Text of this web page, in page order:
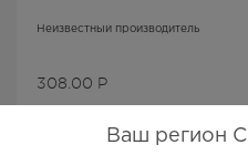
Ваш регион
Неизвестный производитель
308.00 Р